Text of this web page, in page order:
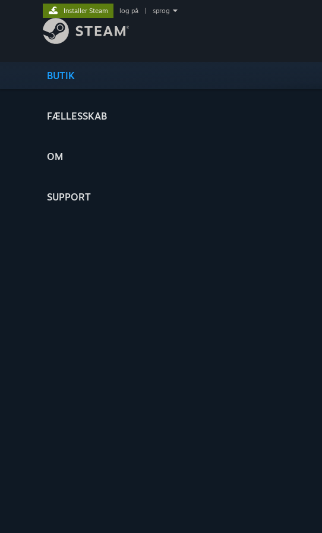
BUTIK
FÆLLESSKAB
OM
SUPPORT
Installer Steam log på sprog